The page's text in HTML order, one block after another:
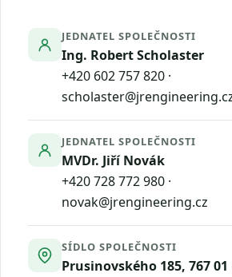
JEDNATEL SPOLEČNOSTI
Ing. Robert Scholaster
+420 602 757 820 ·
JEDNATEL SPOLEČNOSTI
MVDr. Jiří Novák
+420 728 772 980 ·
novak@jrengineering.cz
SÍDLO SPOLEČNOSTI
Prusinovského 185, 767